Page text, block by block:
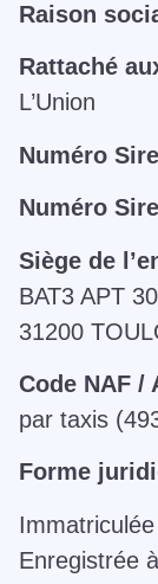
Raison
Rattaché
L’Union
Numéro
Numéro
Siège de
BAT3 APT
31200
Code NAF /
par taxis
Forme
Enregistrée